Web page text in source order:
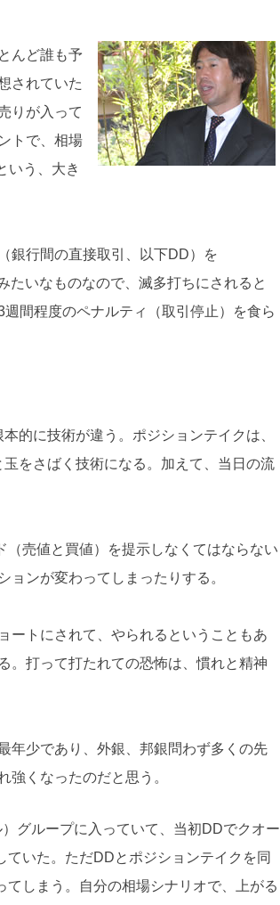
んど誰も予
されていた
りが入って
トで、相場
いう、大き
銀行間の直接取引、以下DD）を
たいなものなので、滅多打ちにされると
間程度のペナルティ（取引停止）を食ら
的に技術が違う。ポジションテイクは、
をさばく技術になる。加えて、当日の流
売値と買値）を提示しなくてはならない
ンが変わってしまったりする。
ートにされて、やられるということもあ
。打って打たれての恐怖は、慣れと精神
年少であり、外銀、邦銀問わず多くの先
くなったのだと思う。
グループに入っていて、当初DDでクオー
ていた。ただDDとポジションテイクを同
しまう。自分の相場シナリオで、上がる